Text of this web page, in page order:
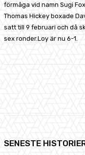
förmåga vid namn Sugi
Thomas Hickey boxade
satt till 9 februari och då
sex ronder.Loy är nu 6-1.
SENESTE